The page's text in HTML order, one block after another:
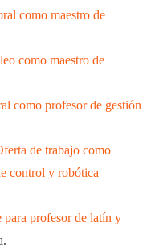
como maestro de
como maestro de
como profesor de gestión
de trabajo como
control y robótica
para profesor de latín y